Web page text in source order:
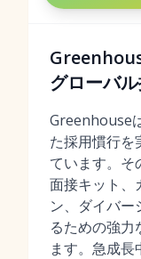
グローバ
Greenhouse
た採用慣行を
ています。そ
面接キット、
ン、ダイバー
るための強力
ます。急成